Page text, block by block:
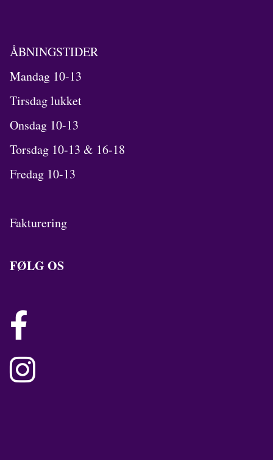
ÅBNINGSTIDER
Mandag 10-13
Tirsdag lukket
Onsdag 10-13
Torsdag 10-13 & 16-18
Fredag 10-13
Fakturering
FØLG OS

